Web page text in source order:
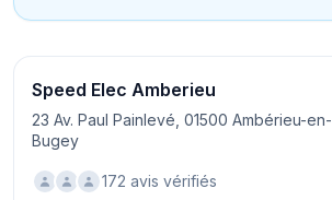
Speed Elec Amberieu
23 Av. Paul Painlevé, 01500 Ambérieu-en-
Bugey
172 avis vérifiés